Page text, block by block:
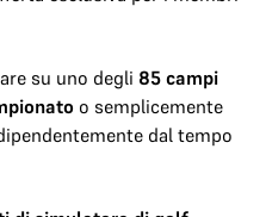
su uno degli 85 campi
o semplicemente
dal tempo